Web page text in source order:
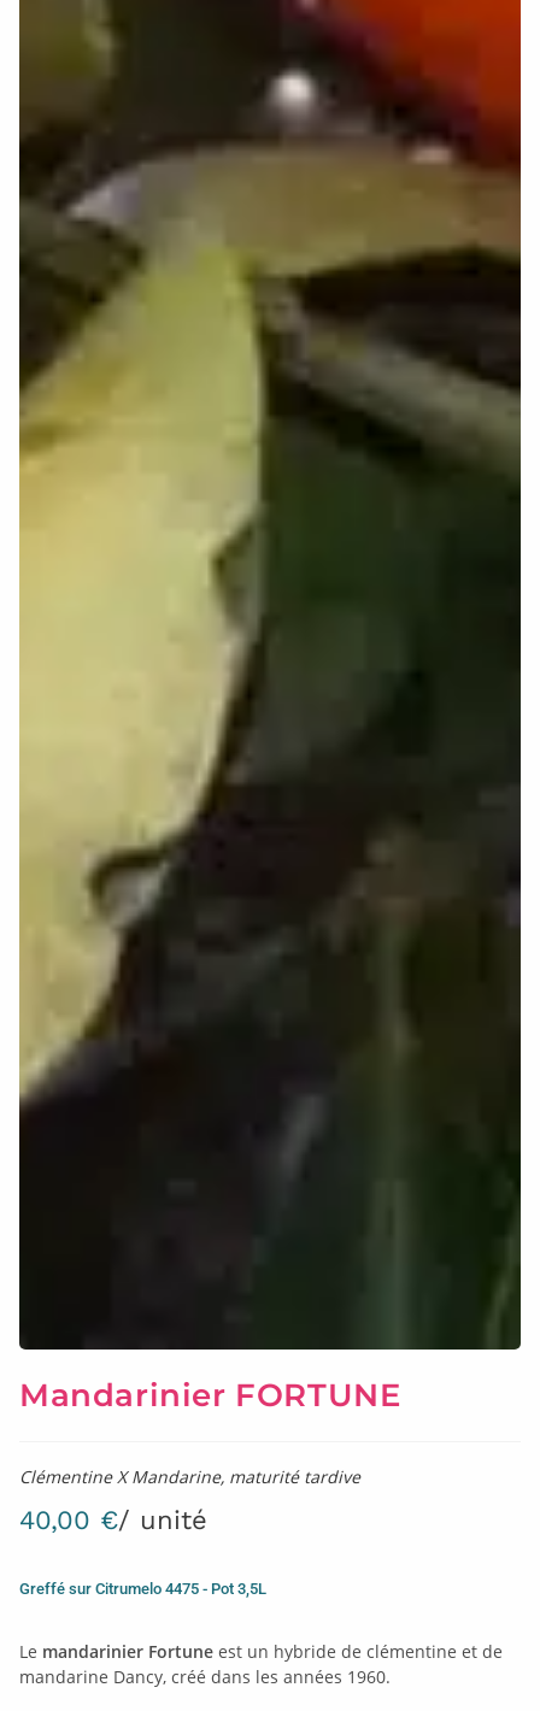
Mandarinier FORTUNE
Clémentine X Mandarine, maturité tardive
40,00 €/ unité
Greffé sur Citrumelo 4475 - Pot 3,5L
Le mandarinier Fortune est un hybride de clémentine et de
mandarine Dancy, créé dans les années 1960.